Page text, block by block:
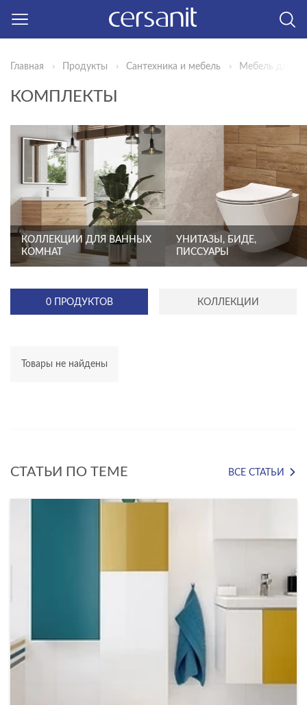
Главная Продукты Сантехника и мебель Мебель для
КОМПЛЕКТЫ
КОЛЛЕКЦИИ ДЛЯ ВАННЫХ
КОМНАТ
УНИТАЗЫ, БИДЕ,
ПИССУАРЫ
0 ПРОДУКТОВ КОЛЛЕКЦИИ
Товары не найдены
СТАТЬИ ПО ТЕМЕ ВСЕ СТАТЬИ